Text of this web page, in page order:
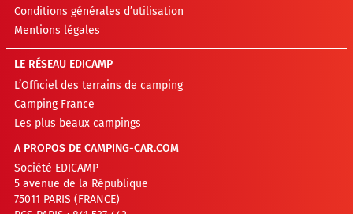
Conditions générales d’utilisation
Mentions légales
LE RÉSEAU EDICAMP
L’Officiel des terrains de camping
Camping France
Les plus beaux campings
A PROPOS DE CAMPING-CAR.COM
Société EDICAMP
5 avenue de la République
75011 PARIS (FRANCE)